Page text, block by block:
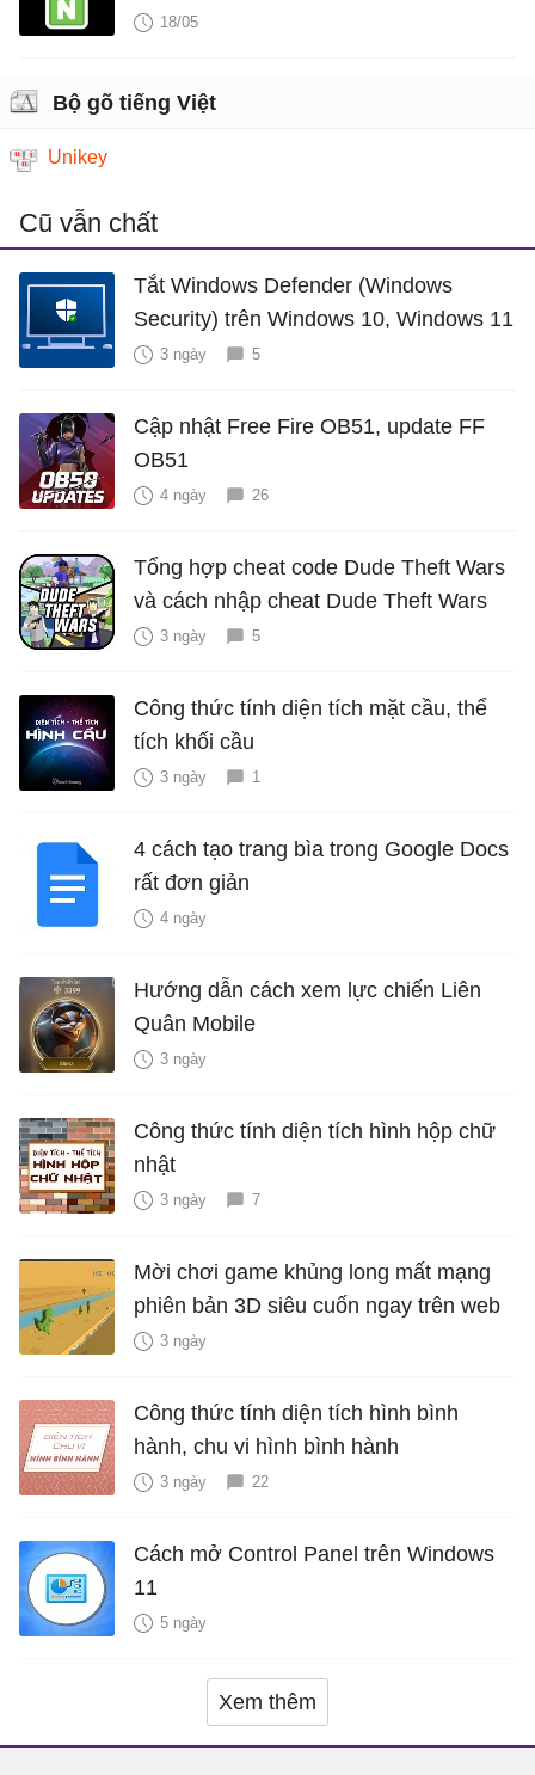
18/05
Bộ gõ tiếng Việt
Unikey
Cũ vẫn chất
Tắt Windows Defender (Windows
Security) trên Windows 10, Windows 11
3 ngày 5
Cập nhật Free Fire OB51, update FF
OB51
4 ngày 26
Tổng hợp cheat code Dude Theft Wars
và cách nhập cheat Dude Theft Wars
3 ngày 5
Công thức tính diện tích mặt cầu, thể
tích khối cầu
3 ngày 1
4 cách tạo trang bìa trong Google Docs
rất đơn giản
4 ngày
Hướng dẫn cách xem lực chiến Liên
Quân Mobile
3 ngày
Công thức tính diện tích hình hộp chữ
nhật
3 ngày 7
Mời chơi game khủng long mất mạng
phiên bản 3D siêu cuốn ngay trên web
3 ngày
Công thức tính diện tích hình bình
hành, chu vi hình bình hành
3 ngày 22
Cách mở Control Panel trên Windows
11
5 ngày
Xem thêm